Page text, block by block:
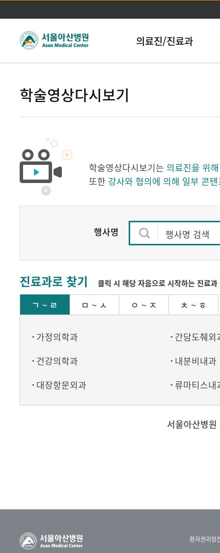
본문바로가기
의료진/진료과
학술영상다시보기
학술영상다시보기는 의료진을 위
또한 강사와 협의에 의해 일부 콘
행사명 행사명 검색
진료과로 찾기 클릭 시 해당 자음으로 시작하는 진료
ㄱ ~ ㄹ ㅁ ~ ㅅ ㅇ ~ ㅈ ㅊ ~ ㅎ
가정의학과
간담도췌외
건강의학과
내분비내과
대장항문외과
류마티스내
서울아산병
환자권리장